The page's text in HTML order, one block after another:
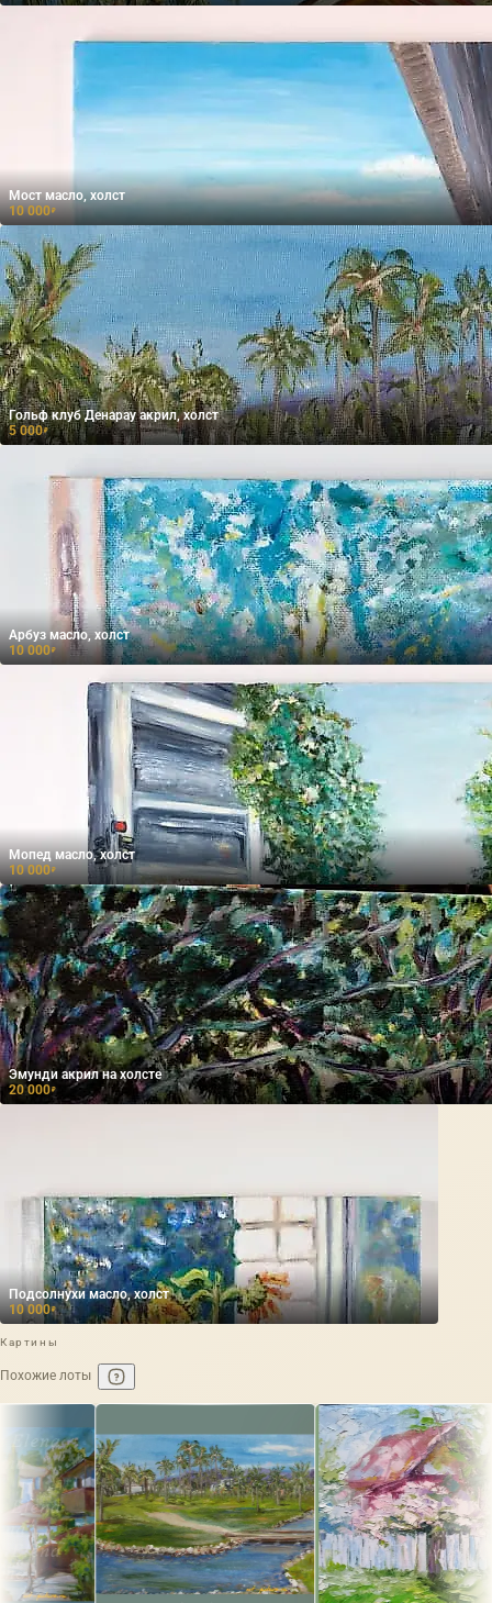
Мост масло, холст
10 000₽
Гольф клуб Денарау акрил, холст
5 000₽
Арбуз масло, холст
10 000₽
Мопед масло, холст
10 000₽
Эмунди акрил на холсте
20 000₽
Подсолнухи масло, холст
10 000₽
Картины
Похожие лоты